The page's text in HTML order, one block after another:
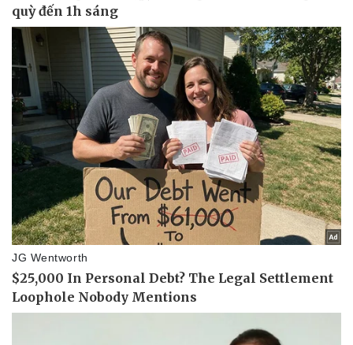
Pháp luật
Vụ án
Tư vấn luật
Quân sự - Quốc phòng
Vũ khí
Việt Nam
Phân tích